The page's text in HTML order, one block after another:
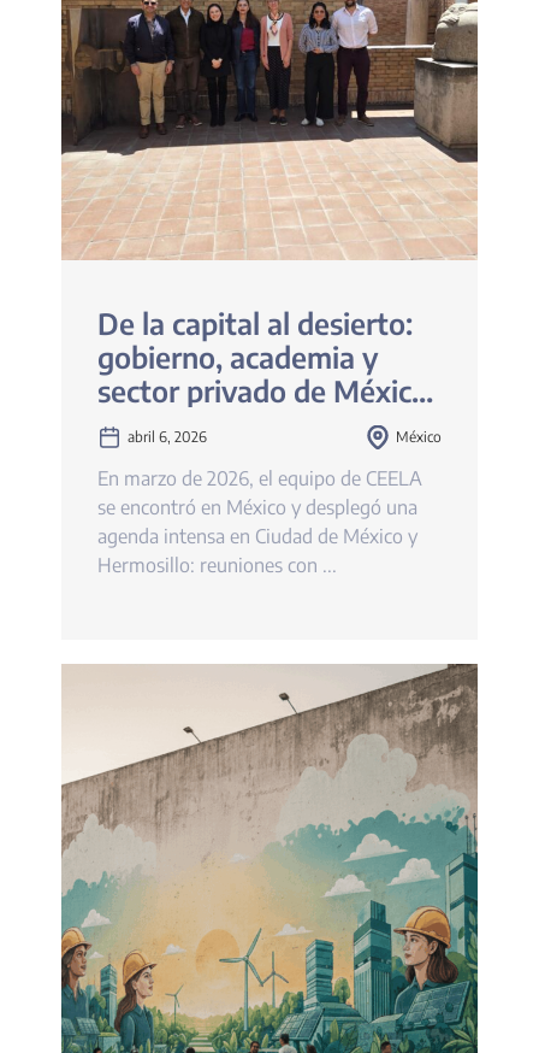
De la capital al desierto:
gobierno, academia y
sector privado de México
suman voluntades para
impulsar la construcción
sostenible con CEELA
abril 6, 2026 México
En marzo de 2026, el equipo de CEELA
se encontró en México y desplegó una
agenda intensa en Ciudad de México y
Hermosillo: reuniones con ...